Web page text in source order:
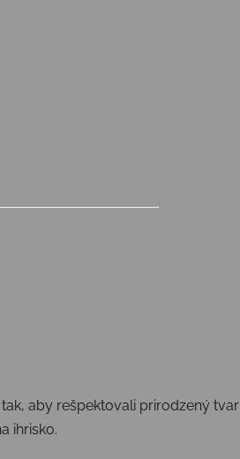
aby rešpektovali prirodzený tvar
ihrisko.